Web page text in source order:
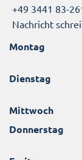
+49 3441 83-
Nachricht
Montag
Dienstag
Mittwoch
Donnerstag